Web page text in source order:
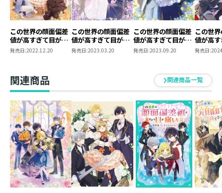
著者について
●暁晴海
東京都在住。
暑くなっても、脳内妄想だけは元気に躍っております。
夏は冷たいもので胃を痛めやすい為、カフェではパフェ
います。その結果、胃と体脂肪が拡張するという自業自
得に頭を悩ませ中。合言葉は『美味しいから仕方がない
よね』
この世界の顔面偏差
値が高すぎて目が痛
い
発売日:2022.12.20
この世界の顔面偏差
値が高すぎて目が痛
い2
発売日:2023.03.20
この世界の顔面偏差
値が高すぎて目が痛
い3
発売日:2023.09.20
この世
値が高
い4
発売日:
関連商品 関連商品一覧